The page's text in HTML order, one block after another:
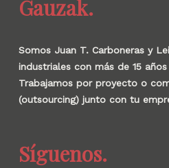
Gauzak.
Somos Juan T. Carboneras y
industriales con más de 15
Trabajamos por proyecto o
(outsourcing) junto con tu
Síguenos.